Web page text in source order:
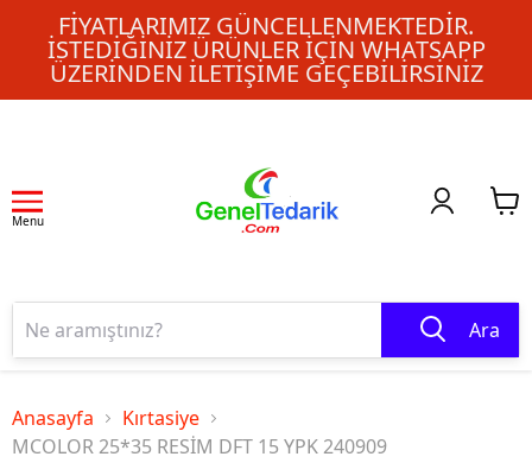
FIYATLARIMIZ GÜNCELLENMEKTEDIR.
İSTEDIĞINIZ ÜRÜNLER IÇIN WHATSAPP
ÜZERINDEN ILETIŞIME GEÇEBILIRSINIZ
Menu
Ara
Anasayfa
Kırtasiye
MCOLOR 25*35 RESİM DFT 15 YPK 240909